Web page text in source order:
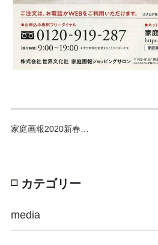
家庭画報2020新春…
カテゴリー
media